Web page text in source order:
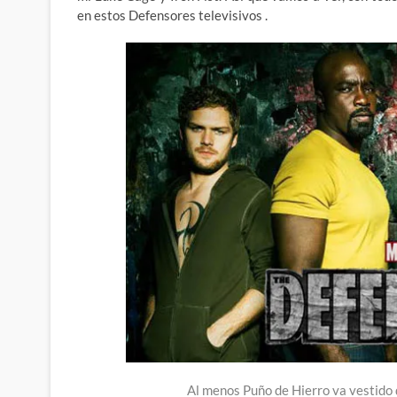
en estos Defensores televisivos .
Al menos Puño de Hierro va